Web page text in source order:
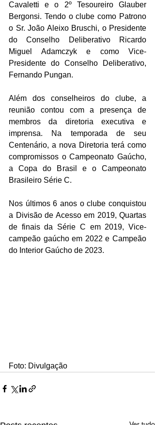
Cavaletti e o 2º Tesoureiro Glauber
Bergonsi. Tendo o clube como Patrono
o Sr. João Aleixo Bruschi, o Presidente
do Conselho Deliberativo Ricardo
Miguel Adamczyk e como Vice-
Presidente do Conselho Deliberativo,
Fernando Pungan.
Além dos conselheiros do clube, a
reunião contou com a presença de
membros da diretoria executiva e
imprensa. Na temporada de seu
Centenário, a nova Diretoria terá como
compromissos o Campeonato Gaúcho,
a Copa do Brasil e o Campeonato
Brasileiro Série C.
Nos últimos 6 anos o clube conquistou
a Divisão de Acesso em 2019, Quartas
de finais da Série C em 2019, Vice-
campeão gaúcho em 2022 e Campeão
do Interior Gaúcho de 2023.
Foto: Divulgação